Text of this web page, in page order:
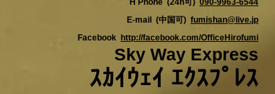
H Phone (24h可) 090-9963-6544
E-mail (中国可) fumishan@live.jp
Facebook http://facebook.com/OfficeHirofumi
Sky Way Express
ｽｶｲｳｪｲ ｴｸｽﾌﾟﾚｽ